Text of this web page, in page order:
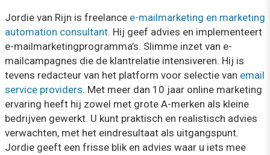
Jordie van Rijn is freelance e-mailmarketing en marketing
automation consultant. Hij geef advies en implementeert
e-mailmarketingprogramma’s. Slimme inzet van e-
mailcampagnes die de klantrelatie intensiveren. Hij is
tevens redacteur van het platform voor selectie van email
service providers. Met meer dan 10 jaar online marketing
ervaring heeft hij zowel met grote A-merken als kleine
bedrijven gewerkt. U kunt praktisch en realistisch advies
verwachten, met het eindresultaat als uitgangspunt.
Jordie geeft een frisse blik en advies waar u iets mee